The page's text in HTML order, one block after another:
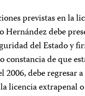
previstas en la
Hernández debe
del Estado y
constancia de que
2006, debe regresar
licencia extrapenal